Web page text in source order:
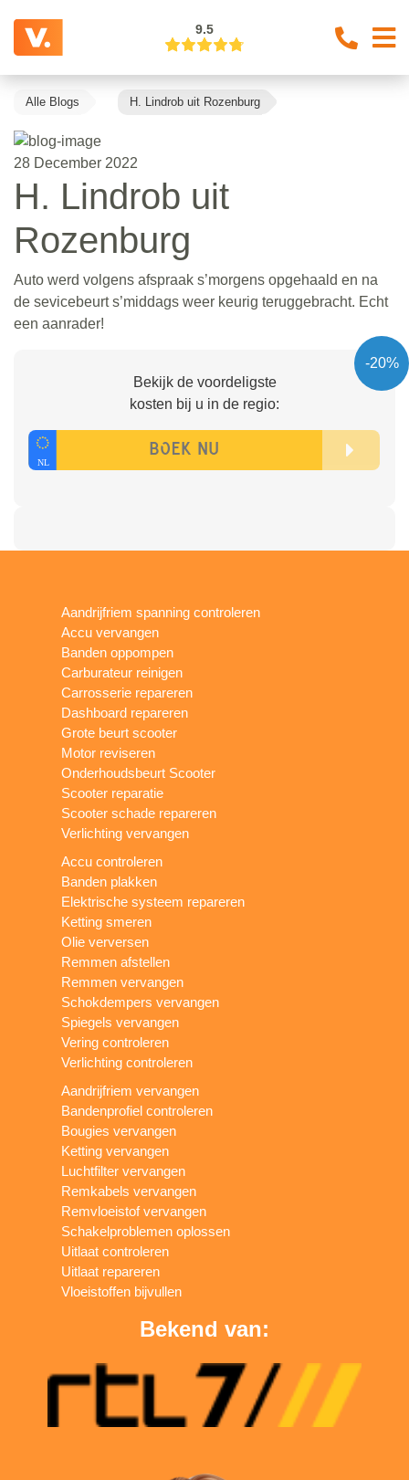
9.5
Alle Blogs H. Lindrob uit Rozenburg
28 December 2022
H. Lindrob uit
Rozenburg
Auto werd volgens afspraak s’morgens opgehaald en na
de sevicebeurt s’middags weer keurig teruggebracht. Echt
een aanrader!
-20%
Bekijk de voordeligste
kosten bij u in de regio:
Aandrijfriem spanning controleren
Accu vervangen
Banden oppompen
Carburateur reinigen
Carrosserie repareren
Dashboard repareren
Grote beurt scooter
Motor reviseren
Onderhoudsbeurt Scooter
Scooter reparatie
Scooter schade repareren
Verlichting vervangen
Accu controleren
Banden plakken
Elektrische systeem repareren
Ketting smeren
Olie verversen
Remmen afstellen
Remmen vervangen
Schokdempers vervangen
Spiegels vervangen
Vering controleren
Verlichting controleren
Aandrijfriem vervangen
Bandenprofiel controleren
Bougies vervangen
Ketting vervangen
Luchtfilter vervangen
Remkabels vervangen
Remvloeistof vervangen
Schakelproblemen oplossen
Uitlaat controleren
Uitlaat repareren
Vloeistoffen bijvullen
Bekend van: